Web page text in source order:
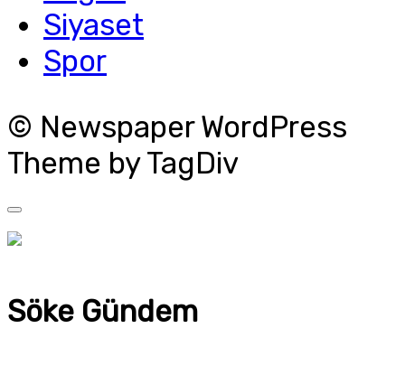
Siyaset
Spor
© Newspaper WordPress
Theme by TagDiv
Söke Gündem